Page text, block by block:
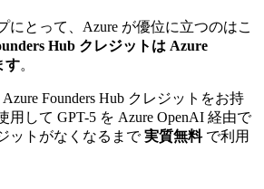
にとって、Azure が優位に立つのはこ
Hub クレジットは Azure
す。
Founders Hub クレジットをお持
用して GPT-5 を Azure OpenAI 経由で
ットがなくなるまで実質無料で利用